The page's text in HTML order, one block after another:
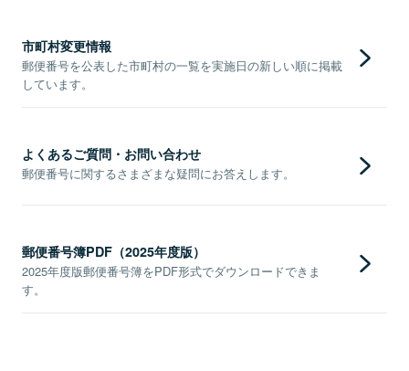
市町村変更情報
郵便番号を公表した市町村の一覧を実施日の新しい順に掲載
しています。
よくあるご質問・お問い合わせ
郵便番号に関するさまざまな疑問にお答えします。
郵便番号簿PDF（2025年度版）
2025年度版郵便番号簿をPDF形式でダウンロードできま
す。